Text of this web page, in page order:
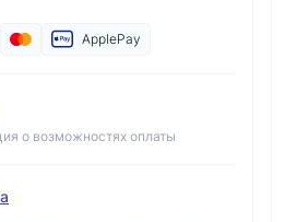
ApplePay
о возможностях оплаты